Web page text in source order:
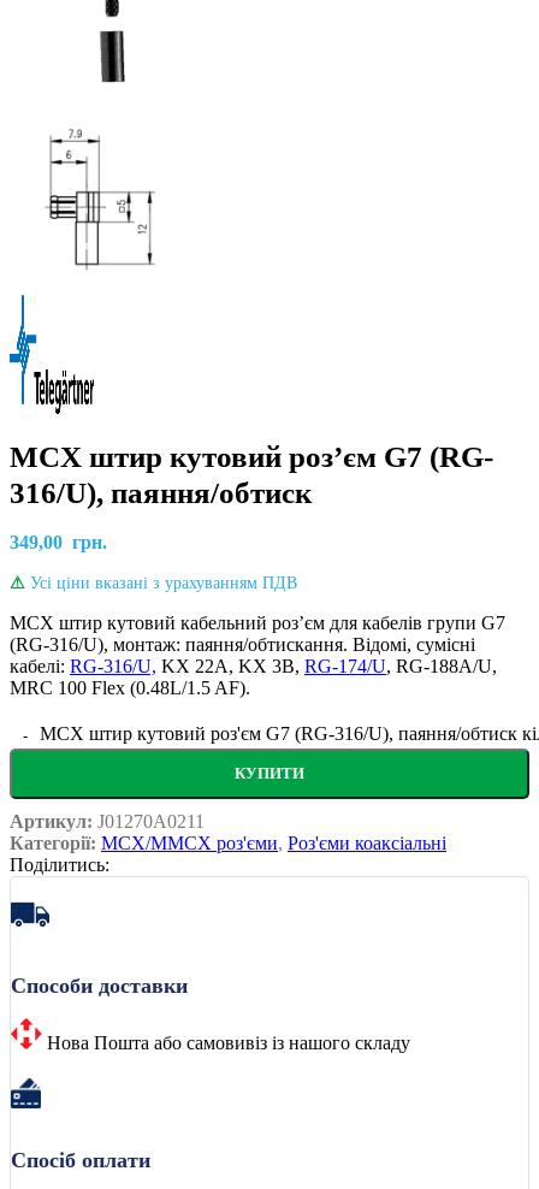
MCX штир кутовий роз’єм G7 (RG-
316/U), паяння/обтиск
349,00 грн.
⚠ Усі ціни вказані з урахуванням ПДВ
MCX штир кутовий кабельний розʼєм для кабелів групи G7
(RG-316/U), монтаж: паяння/обтискання. Відомі, сумісні
кабелі: RG-316/U, KX 22A, KX 3B, RG-174/U, RG-188A/U,
MRC 100 Flex (0.48L/1.5 AF).
MCX штир кутовий роз'єм G7 (RG-316/U), паяння/обтиск
КУПИТИ
Артикул: J01270A0211
Категорії: MCX/MMCX роз'єми, Роз'єми коаксіальні
Поділитись:
Способи доставки
Нова Пошта або самовивіз із нашого складу
Спосіб оплати